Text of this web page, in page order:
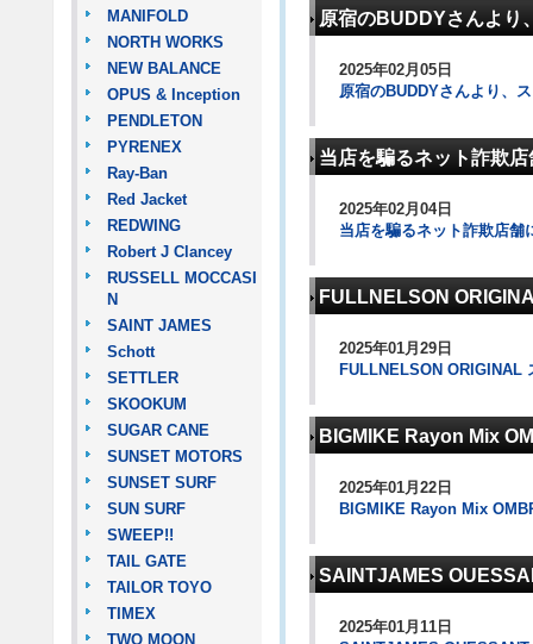
MANIFOLD
NORTH WORKS
NEW BALANCE
OPUS & Inception
PENDLETON
PYRENEX
Ray-Ban
Red Jacket
REDWING
Robert J Clancey
RUSSELL MOCCASI
N
SAINT JAMES
Schott
SETTLER
SKOOKUM
SUGAR CANE
SUNSET MOTORS
SUNSET SURF
SUN SURF
SWEEP!!
TAIL GATE
TAILOR TOYO
TIMEX
TWO MOON
原宿のBUDDYさんより
2025年02月05日
原宿のBUDDYさんより、
当店を騙るネット詐欺
2025年02月04日
当店を騙るネット詐欺店舗
FULLNELSON
2025年01月29日
FULLNELSON ORIGINAL
BIGMIKE Rayon Mix
2025年01月22日
BIGMIKE Rayon Mix
SAINTJAMES
2025年01月11日